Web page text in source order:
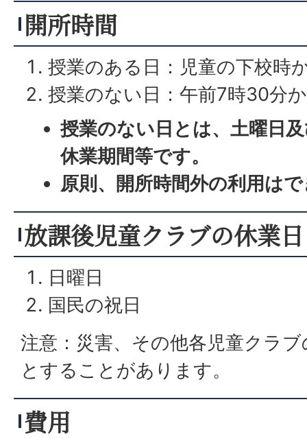
開所時間
授業のある日：児童の下校時
授業のない日：午前7時30分
授業のない日とは、土曜日
休業期間等です。
原則、開所時間外の利用は
放課後児童クラブの休業日
日曜日
国民の祝日
12月29日から1月3日までの年
町長が特に認める日
注意：災害、その他各児童クラ
とすることがあります。
費用